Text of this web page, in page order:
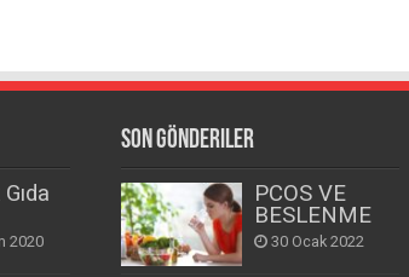
2020
Son Gönderiler
PCOS VE
BESLENME
30 Ocak 2022